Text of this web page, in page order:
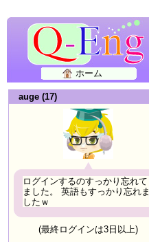
ホーム
auge (17)
ログインするのすっかり忘れて
ました。 英語もすっかり忘れま
したｗ
(最終ログインは3日以上)